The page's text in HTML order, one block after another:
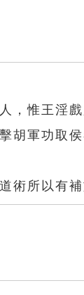
，惟王淫戲
胡軍功取
術所以有